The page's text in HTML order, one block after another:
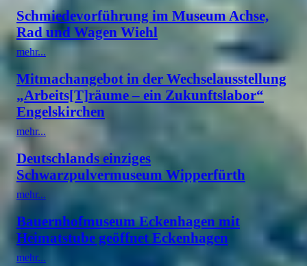
Schmiedevorführung im Museum Achse,
Rad und Wagen Wiehl
mehr...
Mitmachangebot in der Wechselausstellung
„Arbeits[T]räume – ein Zukunftslabor“
Engelskirchen
mehr...
Deutschlands einziges
Schwarzpulvermuseum Wipperfürth
mehr...
Bauernhofmuseum Eckenhagen mit
Heimatstube geöffnet Eckenhagen
mehr...